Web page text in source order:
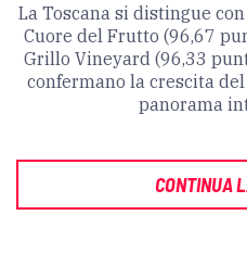
La Toscana si distingue
Cuore del Frutto (96,67
Grillo Vineyard (96,33
confermano la crescita
panorama
CONTINUA